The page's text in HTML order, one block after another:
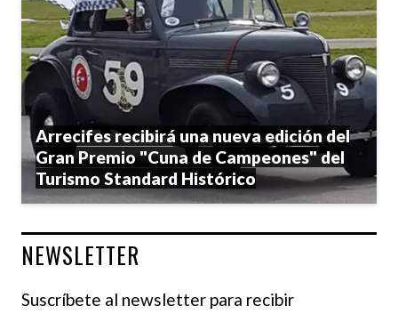
Arrecifes recibirá una nueva edición del
Gran Premio "Cuna de Campeones" del
Turismo Standard Histórico
NEWSLETTER
Suscríbete al newsletter para recibir